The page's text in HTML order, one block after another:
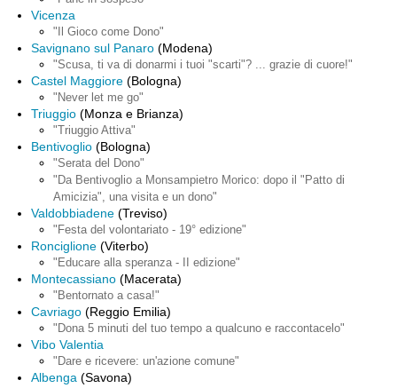
Vicenza
"Il Gioco come Dono"
Savignano sul Panaro (Modena)
"Scusa, ti va di donarmi i tuoi "scarti"? ... grazie di cuore!"
Castel Maggiore (Bologna)
"Never let me go"
Triuggio (Monza e Brianza)
"Triuggio Attiva"
Bentivoglio (Bologna)
"Serata del Dono"
"Da Bentivoglio a Monsampietro Morico: dopo il "Patto di
Amicizia", una visita e un dono"
Valdobbiadene (Treviso)
"Festa del volontariato - 19° edizione"
Ronciglione (Viterbo)
"Educare alla speranza - II edizione"
Montecassiano (Macerata)
"Bentornato a casa!"
Cavriago (Reggio Emilia)
"Dona 5 minuti del tuo tempo a qualcuno e raccontacelo"
Vibo Valentia
"Dare e ricevere: un'azione comune"
Albenga (Savona)